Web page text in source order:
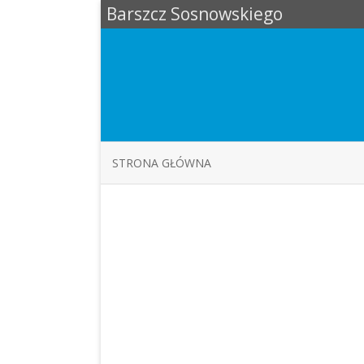
Barszcz Sosnowskiego
STRONA GŁÓWNA